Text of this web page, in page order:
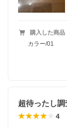
購入した商品
カラー/01
4